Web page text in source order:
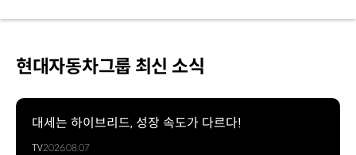
현대자동차그룹 최신 소식
대세는 하이브리드, 성장 속도가 다르다!
TV2026.08.07